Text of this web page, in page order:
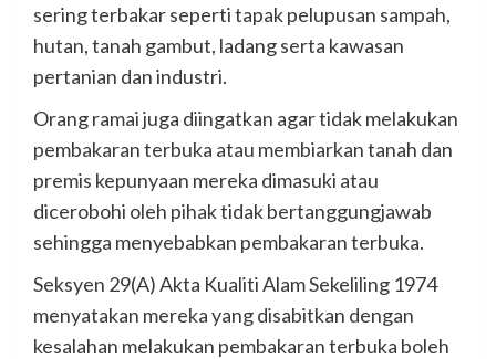
sering terbakar seperti tapak pelupusan sampah,
hutan, tanah gambut, ladang serta kawasan
pertanian dan industri.
Orang ramai juga diingatkan agar tidak melakukan
pembakaran terbuka atau membiarkan tanah dan
premis kepunyaan mereka dimasuki atau
dicerobohi oleh pihak tidak bertanggungjawab
sehingga menyebabkan pembakaran terbuka.
Seksyen 29(A) Akta Kualiti Alam Sekeliling 1974
menyatakan mereka yang disabitkan dengan
kesalahan melakukan pembakaran terbuka boleh